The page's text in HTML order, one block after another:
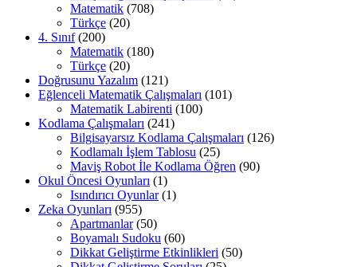
Matematik (708)
Türkçe (20)
4. Sınıf(200)
Matematik (180)
Türkçe (20)
Doğrusunu Yazalım (121)
Eğlenceli Matematik Çalışmaları (101)
Matematik Labirenti (100)
Kodlama Çalışmaları (241)
Bilgisayarsız Kodlama Çalışmaları (126)
Kodlamalı İşlem Tablosu (25)
Maviş Robot İle Kodlama Öğren (90)
Okul Öncesi Oyunları (1)
Isındırıcı Oyunlar(1)
Zeka Oyunları (955)
Apartmanlar(50)
Boyamalı Sudoku (60)
Dikkat Geliştirme Etkinlikleri (50)